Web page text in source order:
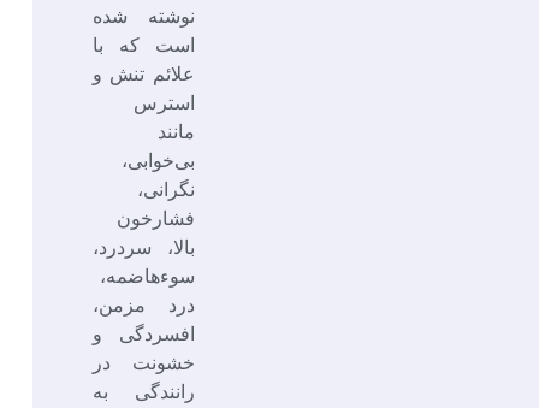
نوشته شده
است که با
علائم تنش و
استرس
مانند
بی‌خوابی،
نگرانی،
فشارخون
بالا، سردرد،
سوءهاضمه،
درد مزمن،
افسردگی و
خشونت در
رانندگی به